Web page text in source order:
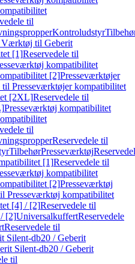
til
Kontroludstyr
Værktøj til Geberit
[1]Reservedele til
kompatibilitet
[2]Presseværktøjer
til Presseværktøjer kompatibilitet
[2XL]Reservedele til
Presseværktøj kompatibilitet
til
Reservedele til
TilbehørPresseværktøj
[1]Reservedele til
kompatibilitet
[2]Presseværktøj
Presseværktøj kompatibilitet
[4] / [2]Reservedele til
[2]UniversalkuffertReservedele
Reservedele til
Silent-db20 / Geberit
Silent-db20 / Geberit
til